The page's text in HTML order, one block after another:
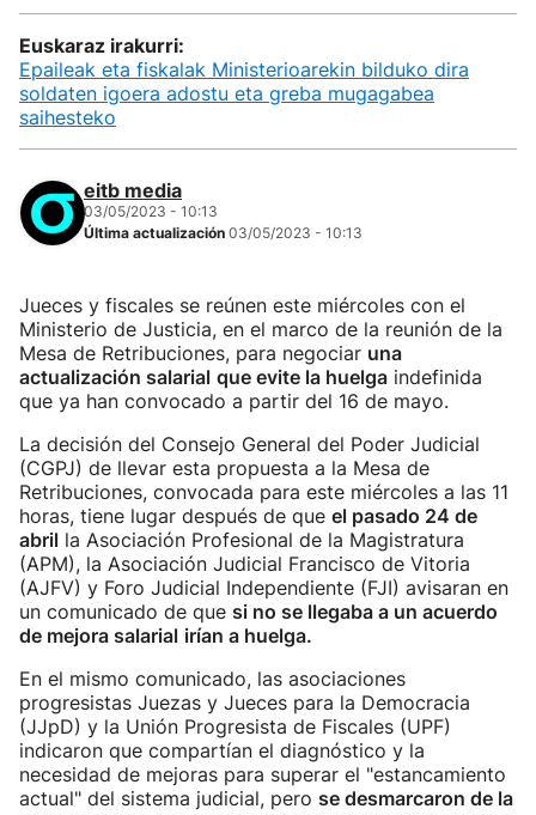
Euskaraz irakurri:
Epaileak eta fiskalak Ministerioarekin bilduko dira
soldaten igoera adostu eta greba mugagabea
saihesteko
eitb media
03/05/2023 - 10:13
Última actualización 03/05/2023 - 10:13
Jueces y fiscales se reúnen este miércoles con el
Ministerio de Justicia, en el marco de la reunión de la
Mesa de Retribuciones, para negociar una
actualización salarial que evite la huelga indefinida
que ya han convocado a partir del 16 de mayo.
La decisión del Consejo General del Poder Judicial
(CGPJ) de llevar esta propuesta a la Mesa de
Retribuciones, convocada para este miércoles a las 11
horas, tiene lugar después de que el pasado 24 de
abril la Asociación Profesional de la Magistratura
(APM), la Asociación Judicial Francisco de Vitoria
(AJFV) y Foro Judicial Independiente (FJI) avisaran en
un comunicado de que si no se llegaba a un acuerdo
de mejora salarial irían a huelga.
En el mismo comunicado, las asociaciones
progresistas Juezas y Jueces para la Democracia
(JJpD) y la Unión Progresista de Fiscales (UPF)
indicaron que compartían el diagnóstico y la
necesidad de mejoras para superar el "estancamiento
actual" del sistema judicial, pero se desmarcaron de la